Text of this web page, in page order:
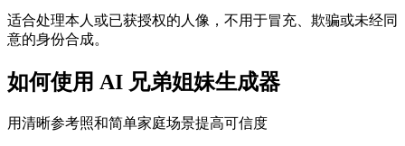
适合处理本人或已获授权的人像，不用于冒充、欺骗或未经同
意的身份合成。
如何使用 AI 兄弟姐妹生成器
用清晰参考照和简单家庭场景提高可信度